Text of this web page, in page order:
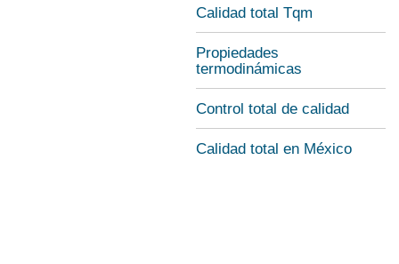
Calidad total Tqm
Propiedades
termodinámicas
Control total de calidad
Calidad total en México